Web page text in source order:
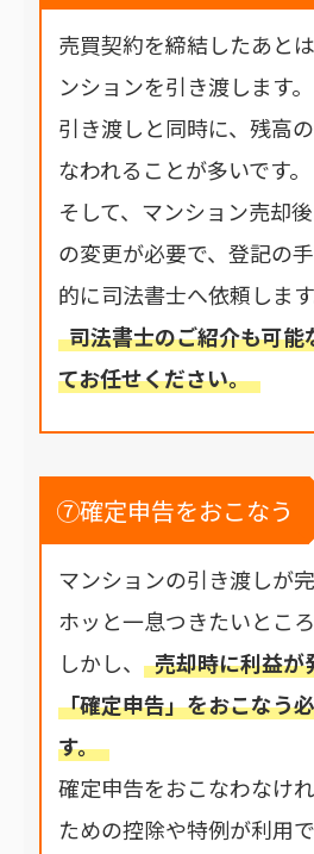
売買契約を締結したあと
ンションを引き渡します。
引き渡しと同時に、残高
なわれることが多いです。
そして、マンション売却
の変更が必要で、登記の
的に司法書士へ依頼します
司法書士のご紹介も可能
てお任せください。
⑦確定申告をおこなう
マンションの引き渡しが完
ホッと一息つきたいところ
しかし、
売却時に利益が
「確定申告」をおこなう
す。
確定申告をおこなわなけ
ための控除や特例が利用